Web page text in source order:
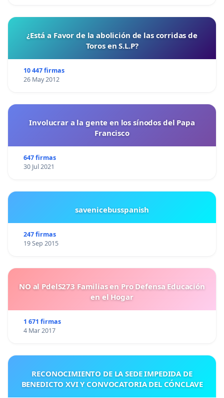
¿Está a Favor de la abolición de las corridas de
Toros en S.L.P?
10 447 firmas
26 May 2012
Involucrar a la gente en los sínodos del Papa
Francisco
647 firmas
30 Jul 2021
savenicebusspanish
247 firmas
19 Sep 2015
NO al PdelS273 Familias en Pro Defensa Educación
en el Hogar
1 671 firmas
4 Mar 2017
RECONOCIMIENTO DE LA SEDE IMPEDIDA DE
BENEDICTO XVI Y CONVOCATORIA DEL CÓNCLAVE